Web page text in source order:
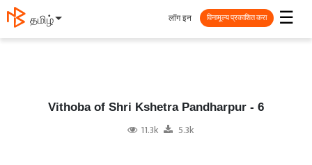
தமிழ் ☰
लॉग इन विनामूल्य प्रकाशित करा
Vithoba of Shri Kshetra Pandharpur - 6
11.3k 5.3k